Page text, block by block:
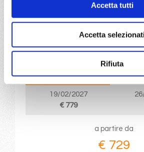
Accetta tutti
Accetta
Rifiuta
8 giorni
Palermo, Civitavecchia
€ 729
19/02/2027
€ 779
a partire da
€ 729